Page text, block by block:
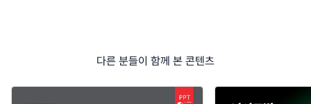
다른 분들이 함께 본 콘텐츠